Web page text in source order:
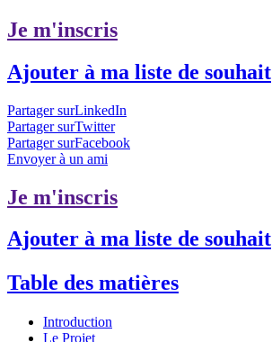
Je m'inscris
Ajouter à ma liste de souhait
Partager surLinkedIn
Partager surTwitter
Partager surFacebook
Envoyer à un ami
Je m'inscris
Ajouter à ma liste de souhait
Table des matières
Introduction
Le Projet